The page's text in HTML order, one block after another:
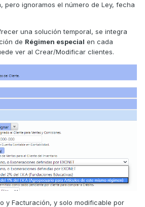
pero ignoramos el número de Ley, fecha
una solución temporal, se integra
de Régimen especial en cada
ver al Crear/Modificar clientes.
y Facturación, y solo modificable por